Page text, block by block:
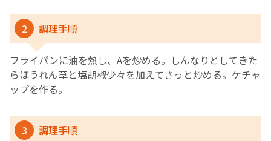
2 調理手順
フライパンに油を熱し、Aを炒める。しんなりとしてきた
らほうれん草と塩胡椒少々を加えてさっと炒める。ケチャ
ップを作る。
3 調理手順